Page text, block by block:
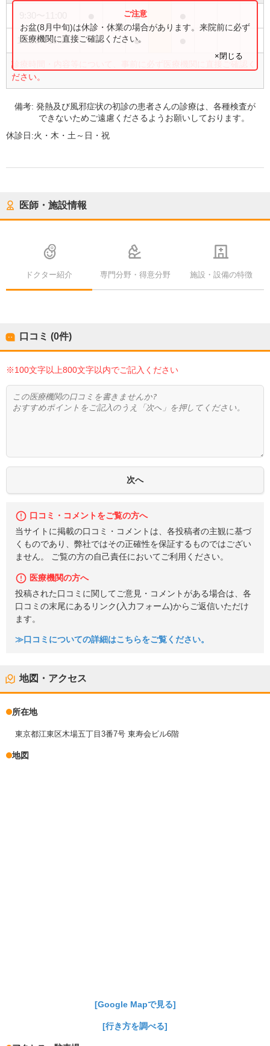
●
14:00〜15:30 ●
診療時間・内容等について、事前に必ず医療機関に直接ご確認く
ださい。
お盆(8月中旬)は休診・休業の場合があります。来院前に必ず
医療機関に直接ご確認ください。
×閉じる
備考:発熱及び風邪症状の初診の患者さんの診療は、各種検査が
できないためご遠慮くださるようお願いしております。
休診日:火・木・土～日・祝
医師・施設情報
ドクター紹介 専門分野・得意分野 施設・設備の特徴
口コミ (0件)
※100文字以上800文字以内でご記入ください
口コミ・コメントをご覧の方へ
当サイトに掲載の口コミ・コメントは、各投稿者の主観に基づ
くものであり、弊社ではその正確性を保証するものではござい
ません。 ご覧の方の自己責任においてご利用ください。
医療機関の方へ
投稿された口コミに関してご意見・コメントがある場合は、各
口コミの末尾にあるリンク(入力フォーム)からご返信いただけ
ます。
≫口コミについての詳細はこちらをご覧ください。
地図・アクセス
所在地
東京都江東区木場五丁目3番7号 東寿会ビル6階
地図
[Google Mapで見る]
[行き方を調べる]